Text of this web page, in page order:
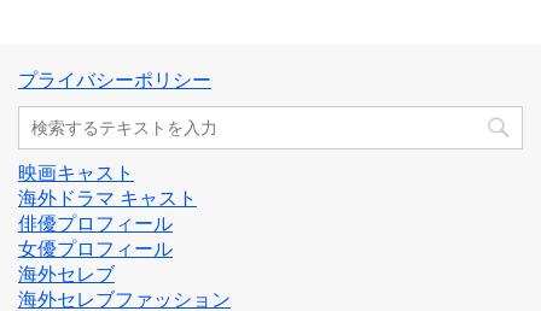
プライバシーポリシー
映画キャスト
海外ドラマ キャスト
俳優プロフィール
女優プロフィール
海外セレブ
海外セレブファッション